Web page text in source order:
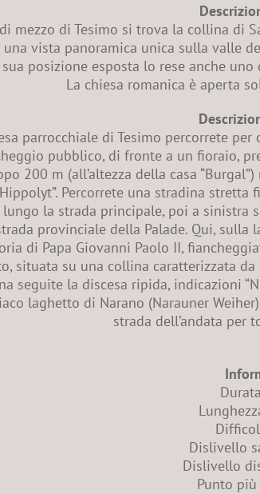
mezzo di Tesimo si trova la collina di
vista panoramica unica sulla valle
sua posizione esposta lo rese anche
La chiesa romanica è aperta
parrocchiale di Tesimo percorrete
pubblico, di fronte a un fioraio,
200 m (all’altezza della casa
Percorrete una stradina
lungo la strada principale, poi a
provinciale della Palade. Qui,
di Papa Giovanni Paolo II,
situata su una collina caratterizzata
seguite la discesa ripida, indicazioni
laghetto di Narano (Narauner
strada dell’andata per
Dislivello
Dislivello
Punto